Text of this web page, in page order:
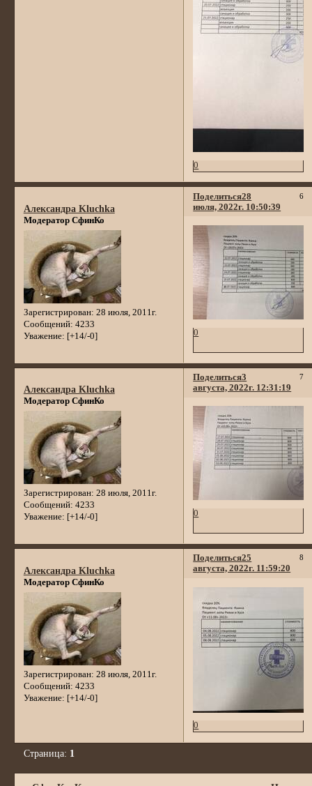
0
Поделиться 6
28
июля, 2022г. 10:50:39
Александра Kluchka
Модератор СфинКо
Зарегистрирован: 28 июля, 2011г.
Сообщений: 4233
Уважение: [+14/-0] 0
Поделиться 7
3
августа, 2022г. 12:31:19
Александра Kluchka
Модератор СфинКо
Зарегистрирован: 28 июля, 2011г.
Сообщений: 4233
Уважение: [+14/-0] 0
Поделиться 8
25
августа, 2022г. 11:59:20
Александра Kluchka
Модератор СфинКо
Зарегистрирован: 28 июля, 2011г.
Сообщений: 4233
Уважение: [+14/-0]
0
Страница: 1